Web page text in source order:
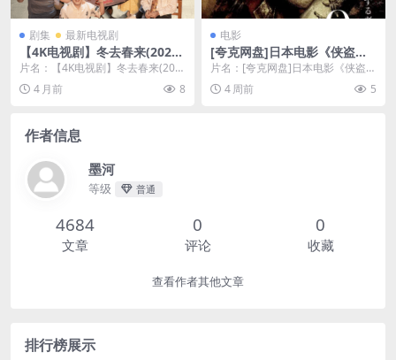
剧集 最新电视剧
【4K电视剧】冬去春来(2026)
更新22集 4K 【白宇 / 章若
楠】
片名：【4K电视剧】冬去春来(202
6)更新22集 4K 【白宇 / 章若楠】 ...
4 月前 8
电影
[夸克网盘]日本电影《侠盗石
川》（2009）剧情 / 动作 豆
瓣6.8
片名：[夸克网盘]日本电影《侠盗石
川》（2009）剧情 / 动作 豆瓣6.8
分...4 周前 5
作者信息
墨河
等级 普通
4684
文章
0
评论
0
收藏
查看作者其他文章
排行榜展示